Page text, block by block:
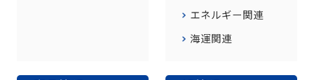
エネルギー関連
海運関連